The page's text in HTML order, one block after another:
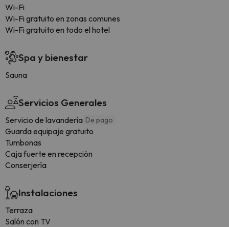
Wi-Fi
Wi-Fi gratuito en zonas comunes
Wi-Fi gratuito en todo el hotel
Spa y bienestar
Sauna
Servicios Generales
Servicio de lavandería De pago
Guarda equipaje gratuito
Tumbonas
Caja fuerte en recepción
Conserjería
Instalaciones
Terraza
Salón con TV